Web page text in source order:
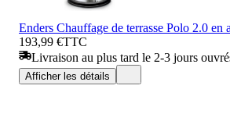
Enders Chauffage de terrasse Polo 2.0 en
193,99 €TTC
Livraison au plus tard le 2-3 jours
Afficher les détails